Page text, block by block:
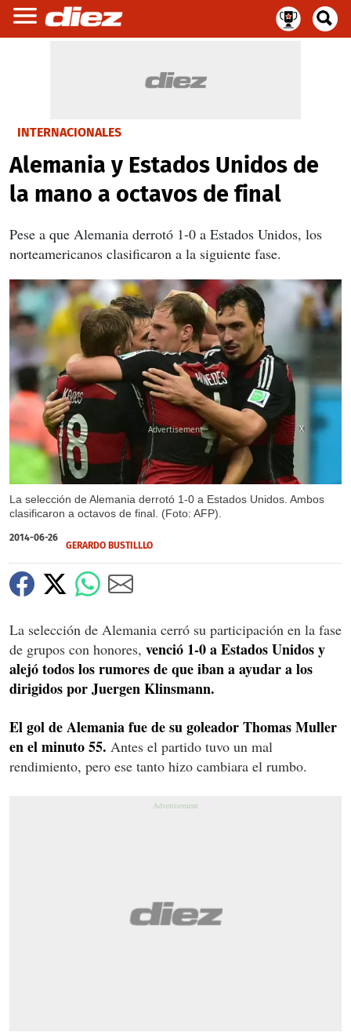
INTERNACIONALES
Alemania y Estados Unidos de
la mano a octavos de final
Pese a que Alemania derrotó 1-0 a Estados Unidos, los
norteamericanos clasificaron a la siguiente fase.
La selección de Alemania derrotó 1-0 a Estados Unidos. Ambos
clasificaron a octavos de final. (Foto: AFP).
X
2014-06-26
GERARDO BUSTILLLO
La selección de Alemania cerró su participación en la fase
de grupos con honores, venció 1-0 a Estados Unidos y
alejó todos los rumores de que iban a ayudar a los
dirigidos por Juergen Klinsmann.
El gol de Alemania fue de su goleador Thomas Muller
en el minuto 55. Antes el partido tuvo un mal
rendimiento, pero ese tanto hizo cambiara el rumbo.